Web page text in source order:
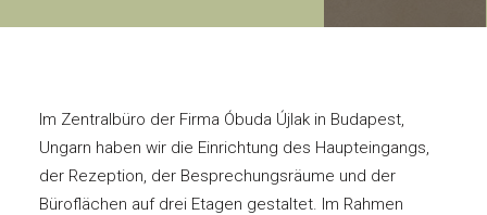
Im Zentralbüro der Firma Óbuda Újlak in Budapest,
Ungarn haben wir die Einrichtung des Haupteingangs,
der Rezeption, der Besprechungsräume und der
Büroflächen auf drei Etagen gestaltet. Im Rahmen